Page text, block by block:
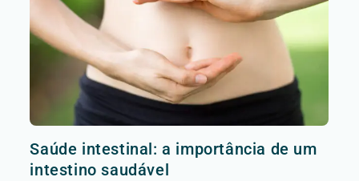
Saúde intestinal: a importância de um
intestino saudável